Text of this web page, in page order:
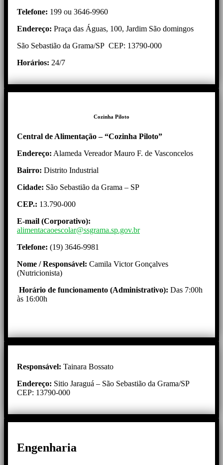
Telefone: 199 ou 3646-9960
Endereço: Praça das Águas, 100, Jardim São domingos
São Sebastião da Grama/SP CEP: 13790-000
Horários: 24/7
Cozinha Piloto
Central de Alimentação – “Cozinha Piloto”
Endereço: Alameda Vereador Mauro F. de Vasconcelos
Bairro: Distrito Industrial
Cidade: São Sebastião da Grama – SP
CEP.: 13.790-000
E-mail (Corporativo):
alimentacaoescolar@ssgrama.sp.gov.br
Telefone: (19) 3646-9981
Nome / Responsável: Camila Victor Gonçalves
(Nutricionista)
Horário de funcionamento (Administrativo): Das 7:00h
às 16:00h
Responsável: Tainara Bossato
Endereço: Sitio Jaraguá – São Sebastião da Grama/SP
CEP: 13790-000
Engenharia